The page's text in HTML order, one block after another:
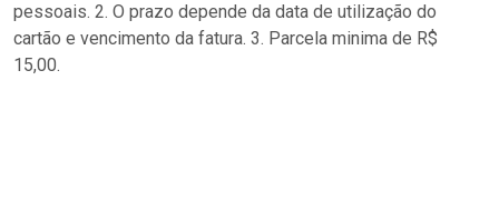
pessoais. 2. O prazo depende da data de utilização do
cartão e vencimento da fatura. 3. Parcela minima de R$
15,00.